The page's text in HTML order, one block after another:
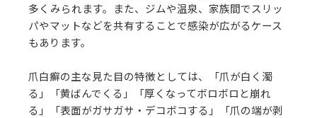
多くみられます。また、ジムや温泉、家族間でスリッ
パやマットなどを共有することで感染が広がるケース
もあります。
爪白癬の主な見た目の特徴としては、「爪が白く濁
る」「黄ばんでくる」「厚くなってボロボロと崩れ
る」「表面がガサガサ・デコボコする」「爪の端が剥